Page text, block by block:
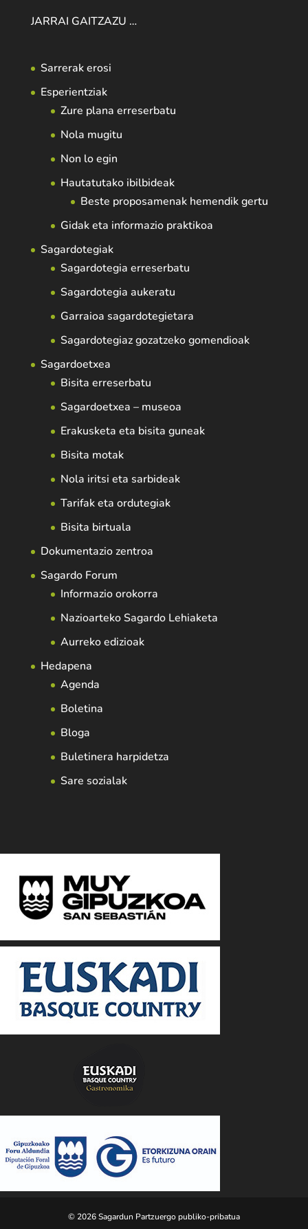
JARRAI GAITZAZU …
Sarrerak erosi
Esperientziak
Zure plana erreserbatu
Nola mugitu
Non lo egin
Hautatutako ibilbideak
Beste proposamenak hemendik gertu
Gidak eta informazio praktikoa
Sagardotegiak
Sagardotegia erreserbatu
Sagardotegia aukeratu
Garraioa sagardotegietara
Sagardotegiaz gozatzeko gomendioak
Sagardoetxea
Bisita erreserbatu
Sagardoetxea – museoa
Erakusketa eta bisita guneak
Bisita motak
Nola iritsi eta sarbideak
Tarifak eta ordutegiak
Bisita birtuala
Dokumentazio zentroa
Sagardo Forum
Informazio orokorra
Nazioarteko Sagardo Lehiaketa
Aurreko edizioak
Hedapena
Agenda
Boletina
Bloga
Buletinera harpidetza
Sare sozialak
© 2026 Sagardun Partzuergo publiko-pribatua